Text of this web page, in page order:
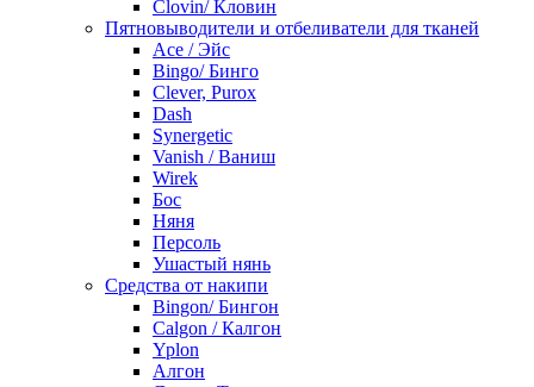
Clovin/ Кловин
Пятновыводители и отбеливатели для тканей
Ace / Эйс
Bingo/ Бинго
Clever, Purox
Dash
Synergetic
Vanish / Ваниш
Wirek
Бос
Няня
Персоль
Ушастый нянь
Средства от накипи
Bingon/ Бингон
Calgon / Калгон
Yplon
Алгон